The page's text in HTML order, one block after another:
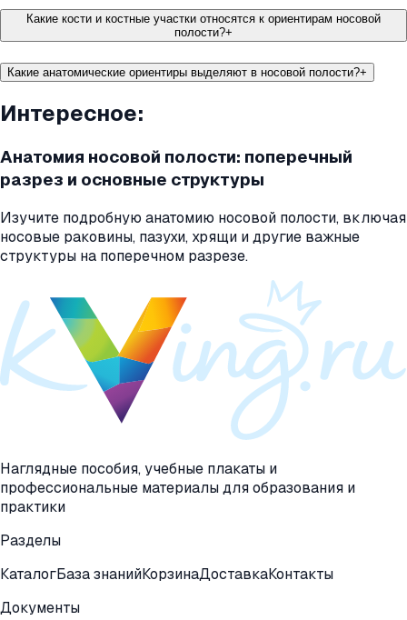
Какие кости и костные участки относятся к ориентирам носовой
полости?+
Какие анатомические ориентиры выделяют в носовой полости?+
Интересное:
Анатомия носовой полости: поперечный
разрез и основные структуры
Изучите подробную анатомию носовой полости, включая
носовые раковины, пазухи, хрящи и другие важные
структуры на поперечном разрезе.
Наглядные пособия, учебные плакаты и
профессиональные материалы для образования и
практики
Разделы
КаталогБаза знанийКорзинаДоставкаКонтакты
Документы